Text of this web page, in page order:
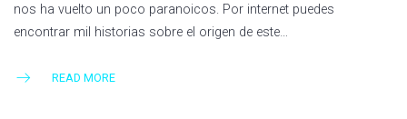
nos ha vuelto un poco paranoicos. Por internet puedes
encontrar mil historias sobre el origen de este…
READ MORE